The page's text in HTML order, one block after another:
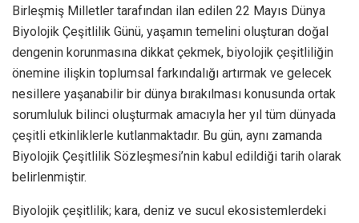
Birleşmiş Milletler tarafından ilan edilen 22 Mayıs Dünya
Biyolojik Çeşitlilik Günü, yaşamın temelini oluşturan doğal
dengenin korunmasına dikkat çekmek, biyolojik çeşitliliğin
önemine ilişkin toplumsal farkındalığı artırmak ve gelecek
nesillere yaşanabilir bir dünya bırakılması konusunda ortak
sorumluluk bilinci oluşturmak amacıyla her yıl tüm dünyada
çeşitli etkinliklerle kutlanmaktadır. Bu gün, aynı zamanda
Biyolojik Çeşitlilik Sözleşmesi’nin kabul edildiği tarih olarak
belirlenmiştir.
Biyolojik çeşitlilik; kara, deniz ve sucul ekosistemlerdeki